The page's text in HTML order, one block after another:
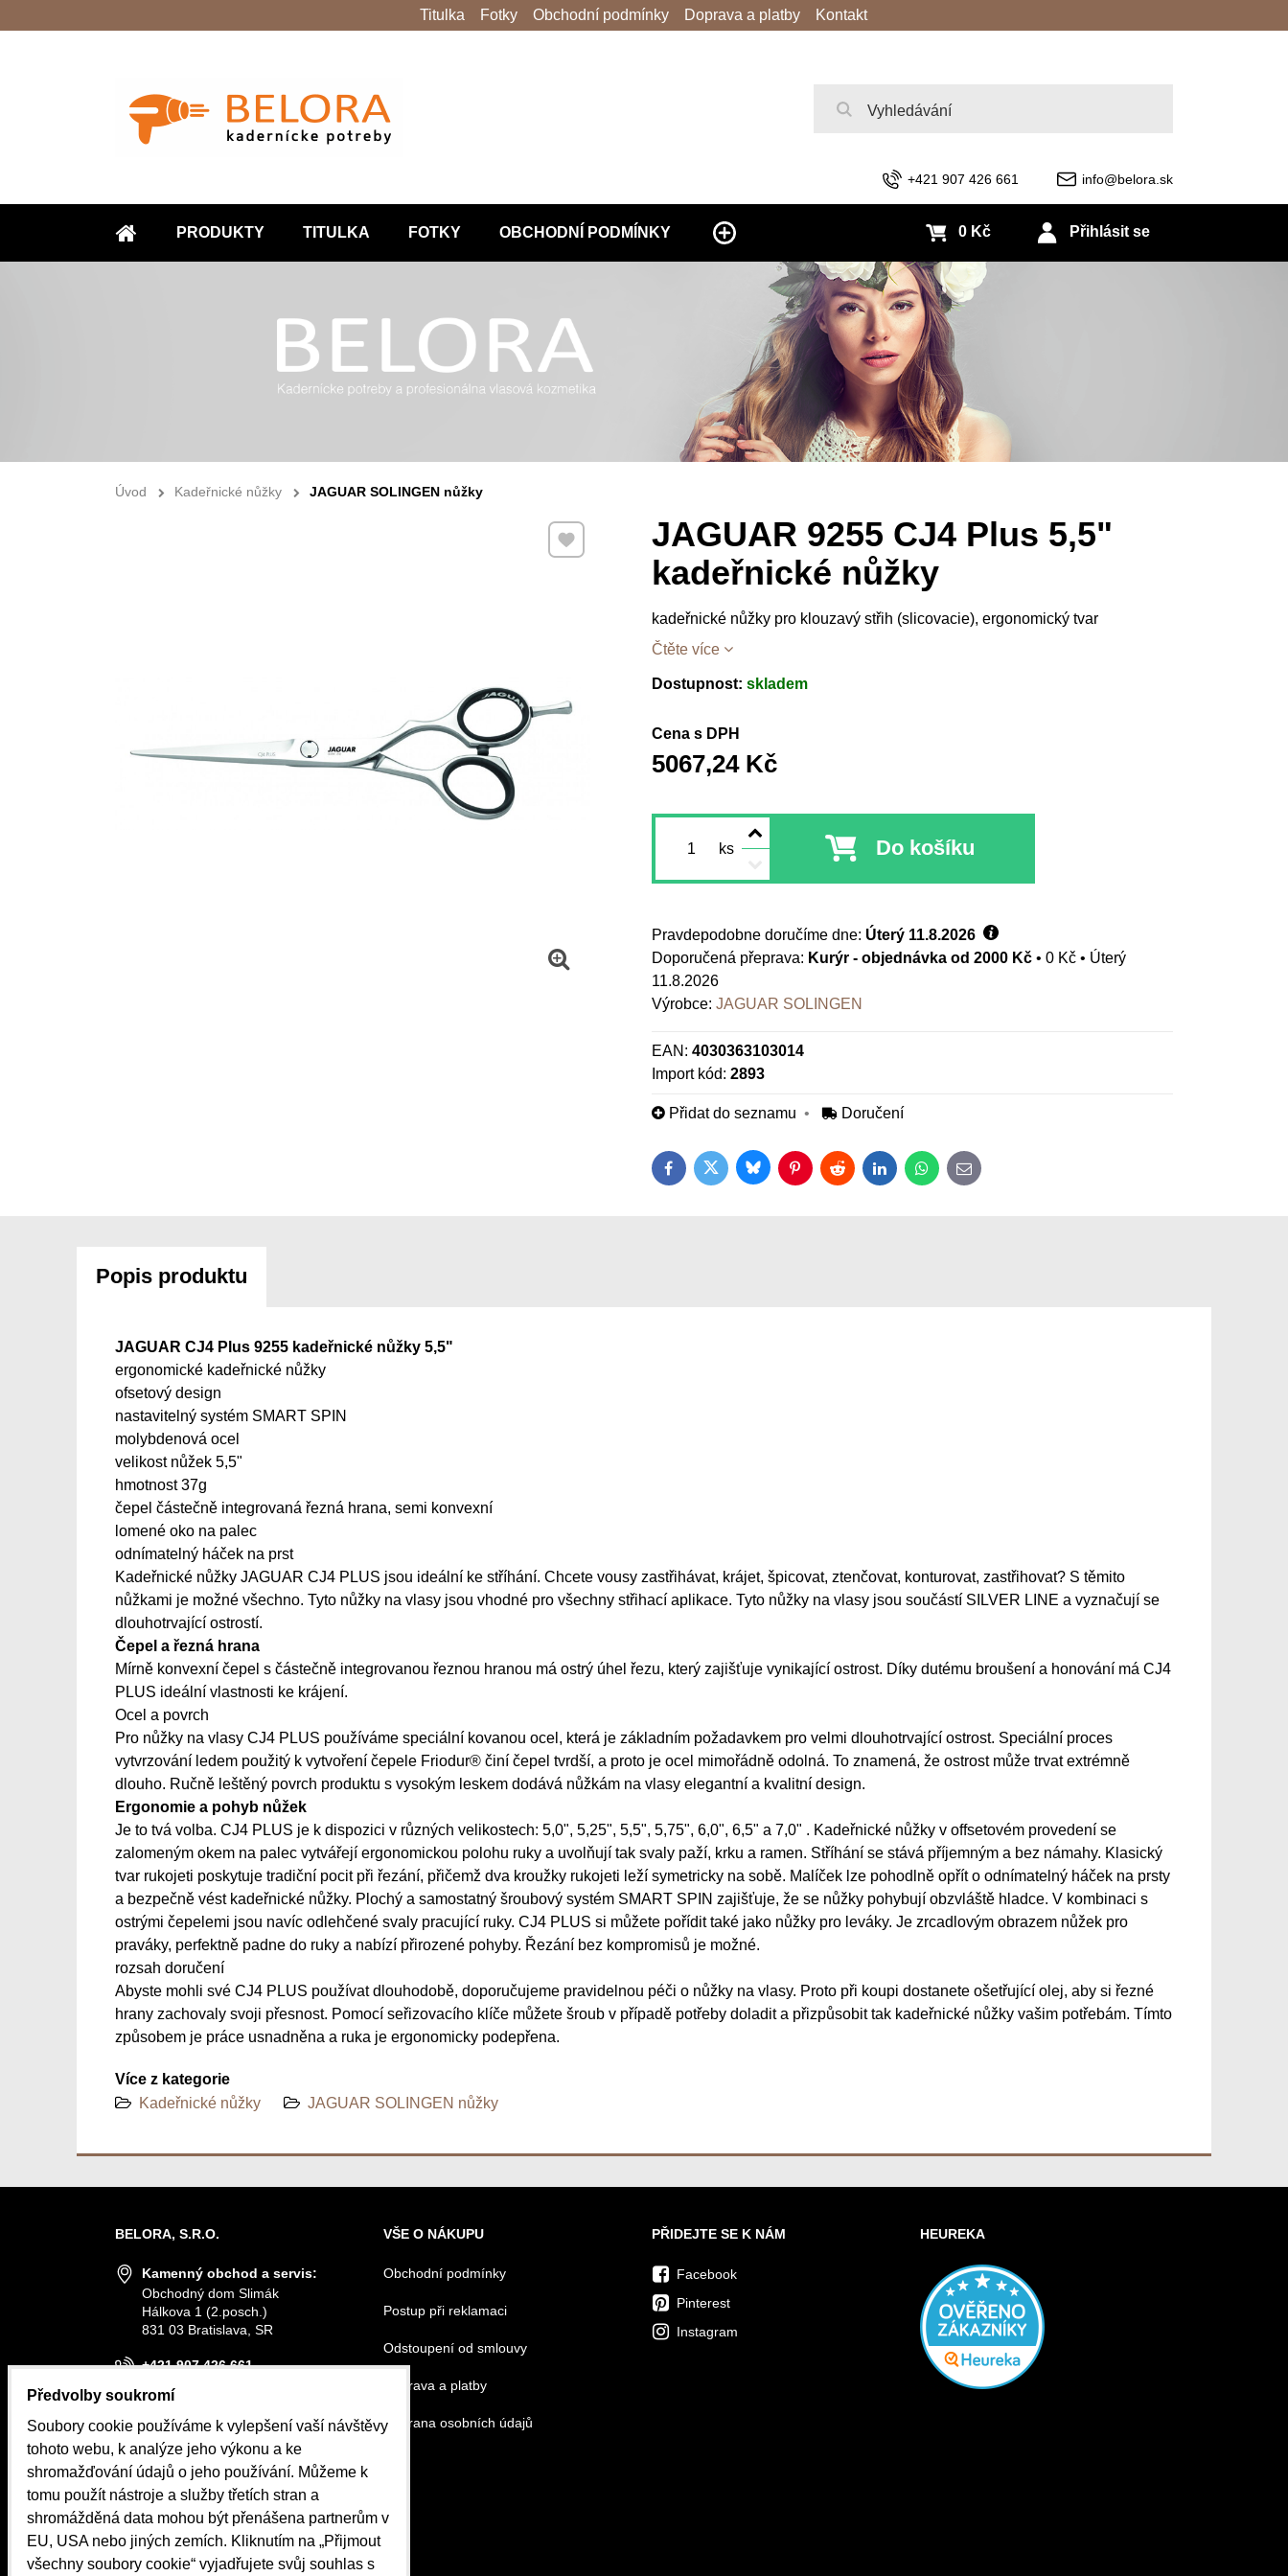
ÚVOD
PRODUKTY TITULKA FOTKY OBCHODNÍ PODMÍNKY
+421 907 426 661 info@belora.sk
Přihlásit se
0 Kč
Titulka Fotky Obchodní podmínky Doprava a platby Kontakt
Úvod Kadeřnické nůžky JAGUAR SOLINGEN nůžky
JAGUAR 9255 CJ4 Plus 5,5"
kadeřnické nůžky
kadeřnické nůžky pro klouzavý střih (slicovacie), ergonomický tvar
Čtěte více
Přidat k Oblíbeným
Dostupnost: skladem
Cena s DPH
5067,24 Kč
ks Do košíku
Pravdepodobne doručíme dne: Úterý11.8.2026
Kurýr - objednávka od 2000 Kč• 0 Kč • Úterý
11.8.2026
Výrobce: JAGUAR SOLINGEN
EAN: 4030363103014
Import kód: 2893
Přidat do seznamu Doručení
FacebookTwitterBlueskyPinterestRedditLinkedInWhatsApp
E-mail
Popis produktu
JAGUAR CJ4 Plus 9255 kadeřnické nůžky 5,5"
ergonomické kadeřnické nůžky
ofsetový design
nastavitelný systém SMART SPIN
molybdenová ocel
velikost nůžek 5,5"
hmotnost 37g
čepel částečně integrovaná řezná hrana, semi konvexní
lomené oko na palec
odnímatelný háček na prst
Kadeřnické nůžky JAGUAR CJ4 PLUS jsou ideální ke stříhání. Chcete vousy zastřihávat, krájet, špicovat, ztenčovat, konturovat, zastřihovat? S těmito
nůžkami je možné všechno. Tyto nůžky na vlasy jsou vhodné pro všechny střihací aplikace. Tyto nůžky na vlasy jsou součástí SILVER LINE a vyznačují se
dlouhotrvající ostrostí.
Čepel a řezná hrana
Mírně konvexní čepel s částečně integrovanou řeznou hranou má ostrý úhel řezu, který zajišťuje vynikající ostrost. Díky dutému broušení a honování má CJ4
PLUS ideální vlastnosti ke krájení.
Ocel a povrch
Pro nůžky na vlasy CJ4 PLUS používáme speciální kovanou ocel, která je základním požadavkem pro velmi dlouhotrvající ostrost. Speciální proces
vytvrzování ledem použitý k vytvoření čepele Friodur® činí čepel tvrdší, a proto je ocel mimořádně odolná. To znamená, že ostrost může trvat extrémně
dlouho. Ručně leštěný povrch produktu s vysokým leskem dodává nůžkám na vlasy elegantní a kvalitní design.
Ergonomie a pohyb nůžek
Je to tvá volba. CJ4 PLUS je k dispozici v různých velikostech: 5,0", 5,25", 5,5", 5,75", 6,0", 6,5" a 7,0" . Kadeřnické nůžky v offsetovém provedení se
zalomeným okem na palec vytvářejí ergonomickou polohu ruky a uvolňují tak svaly paží, krku a ramen. Stříhání se stává příjemným a bez námahy. Klasický
tvar rukojeti poskytuje tradiční pocit při řezání, přičemž dva kroužky rukojeti leží symetricky na sobě. Malíček lze pohodlně opřít o odnímatelný háček na prsty
a bezpečně vést kadeřnické nůžky. Plochý a samostatný šroubový systém SMART SPIN zajišťuje, že se nůžky pohybují obzvláště hladce. V kombinaci s
ostrými čepelemi jsou navíc odlehčené svaly pracující ruky. CJ4 PLUS si můžete pořídit také jako nůžky pro leváky. Je zrcadlovým obrazem nůžek pro
praváky, perfektně padne do ruky a nabízí přirozené pohyby. Řezání bez kompromisů je možné.
rozsah doručení
Abyste mohli své CJ4 PLUS používat dlouhodobě, doporučujeme pravidelnou péči o nůžky na vlasy. Proto při koupi dostanete ošetřující olej, aby si řezné
hrany zachovaly svoji přesnost. Pomocí seřizovacího klíče můžete šroub v případě potřeby doladit a přizpůsobit tak kadeřnické nůžky vašim potřebám. Tímto
způsobem je práce usnadněna a ruka je ergonomicky podepřena.
Více z kategorie
Kadeřnické nůžky
JAGUAR SOLINGEN nůžky
BELORA, S.R.O.
Kamenný obchod a servis:
Obchodný dom Slimák
Hálkova 1 (2.posch.)
831 03 Bratislava, SR
+421 907 426 661
info@belora.sk
Otevírací hodiny
Pondělí-Středa 8.30-16.00
Čtvrtek-Pátek 8.30-15.00
OBJEDNÁVKY
Stav objednávky
VŠE O NÁKUPU
Obchodní podmínky
Postup při reklamaci
Odstoupení od smlouvy
Doprava a platby
Ochrana osobních údajů
PŘIDEJTE SE K NÁM
Facebook
Pinterest
Instagram
HEUREKA
Předvolby soukromí
Soubory cookie používáme k vylepšení vaší návštěvy
tohoto webu, k analýze jeho výkonu a ke
shromažďování údajů o jeho používání. Můžeme k
tomu použít nástroje a služby třetích stran a
shromážděná data mohou být přenášena partnerům v
EU, USA nebo jiných zemích. Kliknutím na „Přijmout
všechny soubory cookie“ vyjadřujete svůj souhlas s